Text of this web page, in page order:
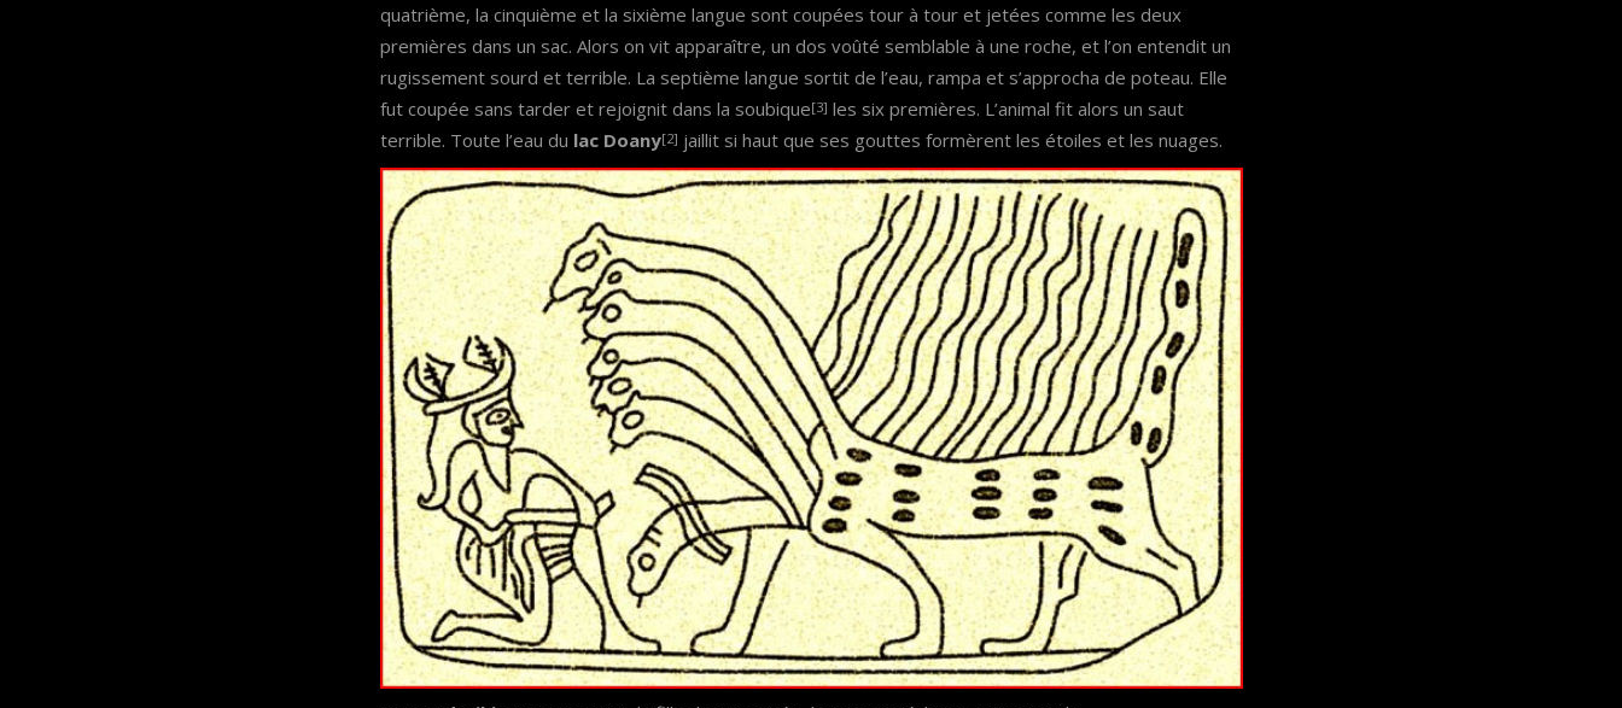
quatrième, la cinquième et la sixième langue sont coupées tour à tour et jetées comme les deux
premières dans un sac. Alors on vit apparaître, un dos voûté semblable à une roche, et l’on entendit un
rugissement sourd et terrible. La septième langue sortit de l’eau, rampa et s’approcha de poteau. Elle
fut coupée sans tarder et rejoignit dans la soubique[3] les six premières. L’animal fit alors un saut
terrible. Toute l’eau du lac Doany[2] jaillit si haut que ses gouttes formèrent les étoiles et les nuages.